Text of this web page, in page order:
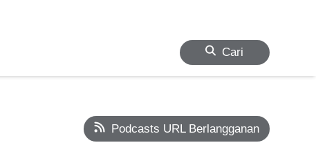
Cari
Podcasts URL Berlangganan